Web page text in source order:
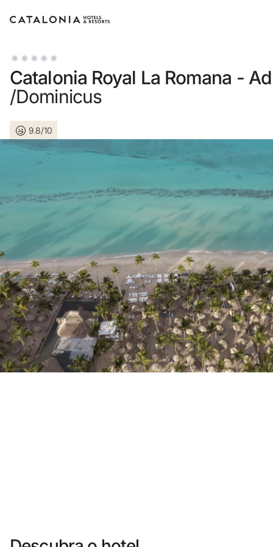
Inicie sessão na sua conta
LOGIN
Esqueceu-se da palavra-passe?
ou utilize uma destas opções
Iniciar sessão apenas com e-mail
Você ainda não se cadastrou ?
Criar uma conta
Desfrute dos benefícios de fazer parte de
Catalonia Royal La Romana -
/Dominicus
9.8/10